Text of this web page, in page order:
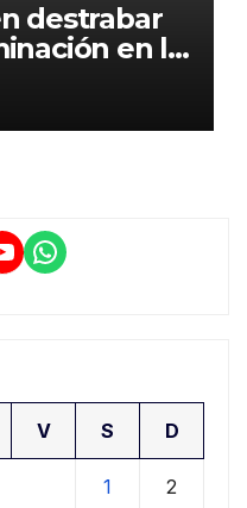
destrabar
en la
por
en riesgo a
WhatsApp
V S D
1 2